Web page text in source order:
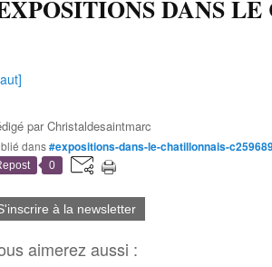
DANS
parChristaldesaintmarc
dans#expositions-dans-le-chatillonnais-
0
à la newsletter
aimerez aussi :